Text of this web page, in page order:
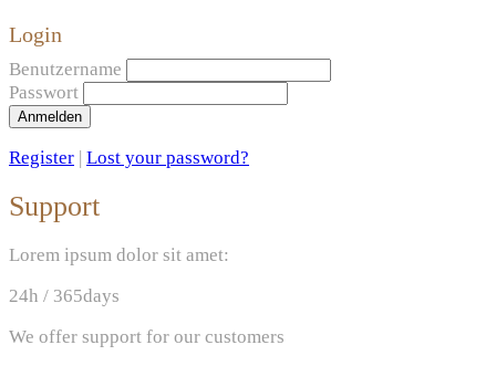
Login
Benutzername
Passwort
Anmelden
Register | Lost your password?
Support
Lorem ipsum dolor sit amet:
24h / 365days
We offer support for our customers